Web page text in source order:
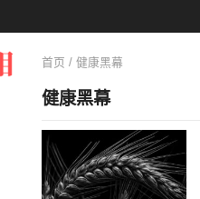
首页 / 健康黑幕
健康黑幕